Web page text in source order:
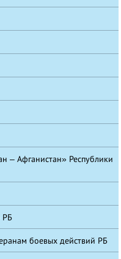
– Афганистан» Республики
РБ
боевых действий РБ